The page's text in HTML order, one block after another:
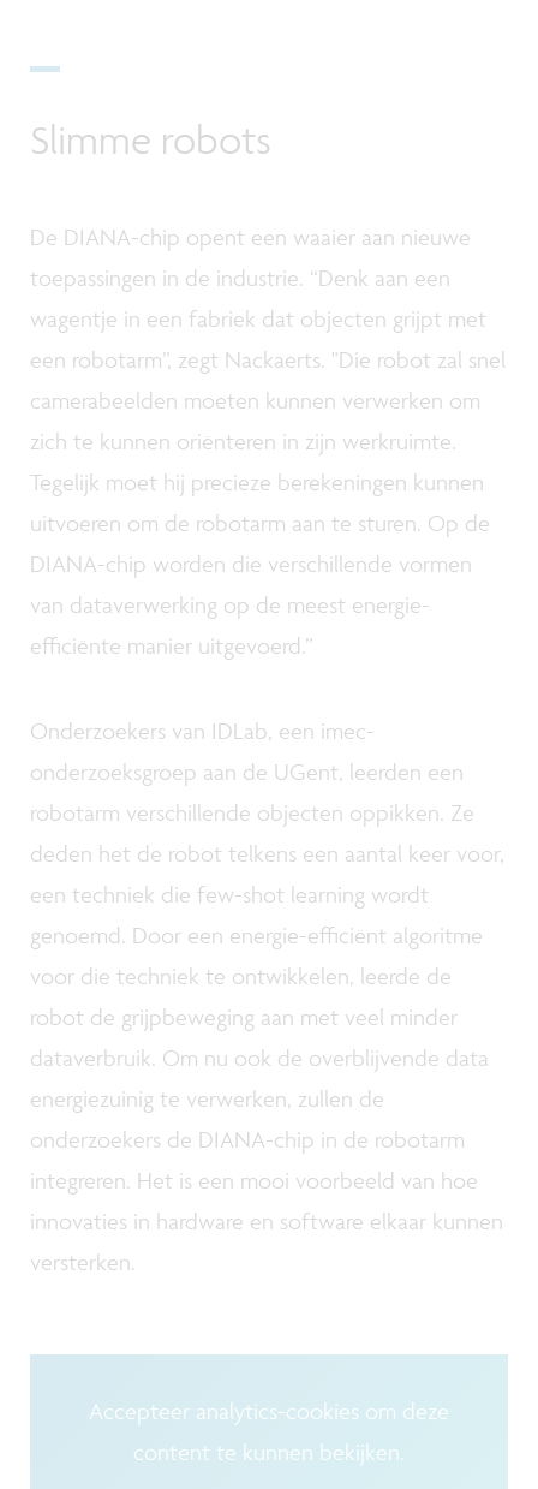
Slimme robots
De DIANA-chip opent een waaier aan nieuwe
toepassingen in de industrie. “Denk aan een
wagentje in een fabriek dat objecten grijpt met
een robotarm”, zegt Nackaerts. "Die robot zal snel
camerabeelden moeten kunnen verwerken om
zich te kunnen oriënteren in zijn werkruimte.
Tegelijk moet hij precieze berekeningen kunnen
uitvoeren om de robotarm aan te sturen. Op de
DIANA-chip worden die verschillende vormen
van dataverwerking op de meest energie-
efficiënte manier uitgevoerd.”
Onderzoekers van IDLab, een imec-
onderzoeksgroep aan de UGent, leerden een
robotarm verschillende objecten oppikken. Ze
deden het de robot telkens een aantal keer voor,
een techniek die few-shot learning wordt
genoemd. Door een energie-efficiënt algoritme
voor die techniek te ontwikkelen, leerde de
robot de grijpbeweging aan met veel minder
dataverbruik. Om nu ook de overblijvende data
energiezuinig te verwerken, zullen de
onderzoekers de DIANA-chip in de robotarm
integreren. Het is een mooi voorbeeld van hoe
innovaties in hardware en software elkaar kunnen
versterken.
Accepteer analytics-cookies om deze
content te kunnen bekijken.